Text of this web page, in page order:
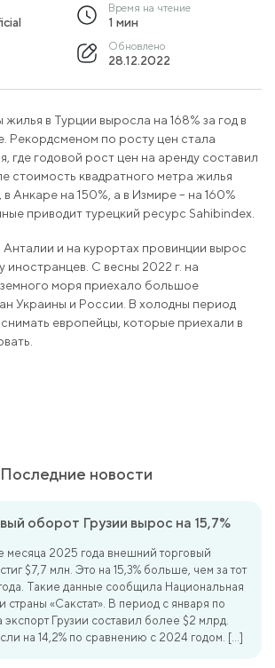
Время на чтение
1 мин
Обновлено
28.12.2022
в Турции выросла на 168% за год в
Рекордсменом по росту цен стала
где годовой рост цен на аренду составил
стоимость квадратного метра жилья
в Анкаре на 150%, а в Измире – на 160%
приводит турецкий ресурс Sahibindex.
и на курортах провинции вырос
иностранцев. С весны 2022 г. на
моря приехало большое
Украины и России. В холодны период
европейцы, которые приехали в
Последние новости
оборот Грузии вырос на 15,7%
месяца 2025 года внешний торговый
$7,7 млн. Это на 15,3% больше, чем за тот
Такие данные сообщила Национальная
страны «Сакстат». В период с января по
Грузии составил более $2 млрд.
на 14,2% по сравнению с 2024 годом. […]